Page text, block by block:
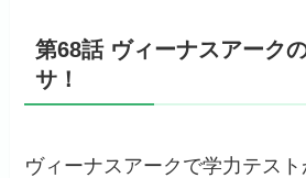
第68話 ヴィーナスアーク
サ！
ヴィーナスアークで学力テス